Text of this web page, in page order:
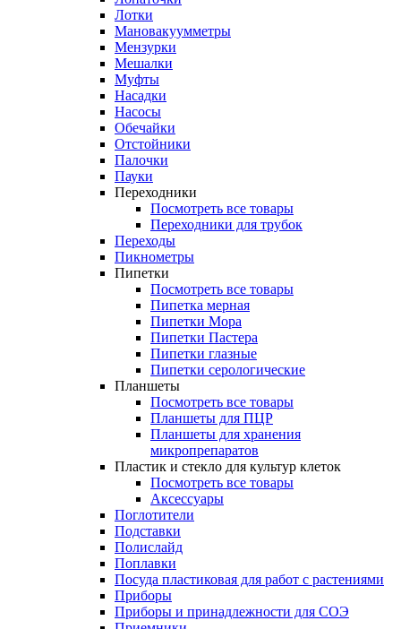
Лотки
Мановакуумметры
Мензурки
Мешалки
Муфты
Насадки
Насосы
Обечайки
Отстойники
Палочки
Пауки
Переходники
Посмотреть все товары
Переходники для трубок
Переходы
Пикнометры
Пипетки
Посмотреть все товары
Пипетка мерная
Пипетки Мора
Пипетки Пастера
Пипетки глазные
Пипетки серологические
Планшеты
Посмотреть все товары
Планшеты для ПЦР
Планшеты для хранения
микропрепаратов
Пластик и стекло для культур клеток
Посмотреть все товары
Аксессуары
Поглотители
Подставки
Полислайд
Поплавки
Посуда пластиковая для работ с растениями
Приборы
Приборы и принадлежности для СОЭ